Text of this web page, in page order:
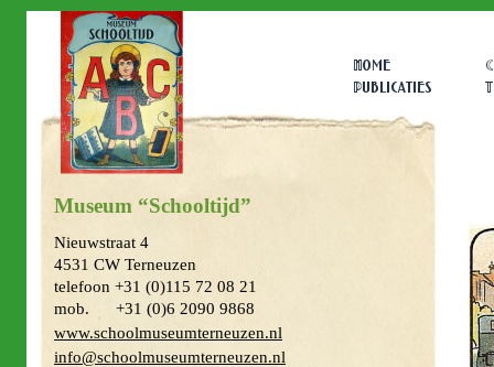
Museum “Schooltijd”
Nieuwstraat 4
4531 CW Terneuzen
telefoon +31 (0)115 72 08 21
mob. +31 (0)6 2090 9868
www.schoolmuseumterneuzen.nl
info@schoolmuseumterneuzen.nl
Home
Publicaties